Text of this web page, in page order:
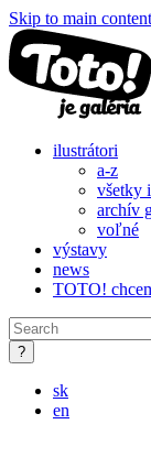
Skip to main content
ilustrátori
a-z
všetky
archív
voľné
výstavy
news
TOTO!
sk
en